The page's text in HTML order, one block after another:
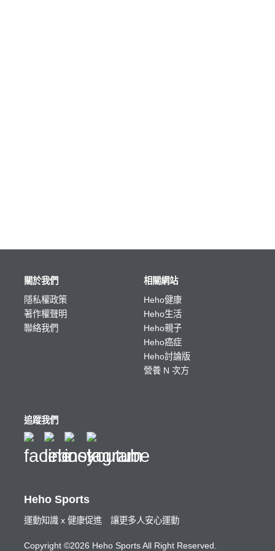
Heho Sports
運動知識 x 健康促進 讓更多人安心運動
Copyright ©2026 Heho Sports All Right Reserved.
關於我們
隱私權政策
著作權聲明
聯絡我們
相關網站
Heho健康
Heho生活
Heho親子
Heho癌症
Heho討論版
營養 N 次方
追蹤我們